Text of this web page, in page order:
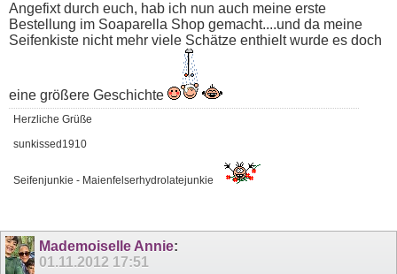
Angefixt durch euch, hab ich nun auch meine erste
Bestellung im Soaparella Shop gemacht....und da meine
Seifenkiste nicht mehr viele Schätze enthielt wurde es doch
eine größere Geschichte
Herzliche Grüße
sunkissed1910
Seifenjunkie - Maienfelserhydrolatejunkie
Mademoiselle Annie:
01.11.2012 17:51